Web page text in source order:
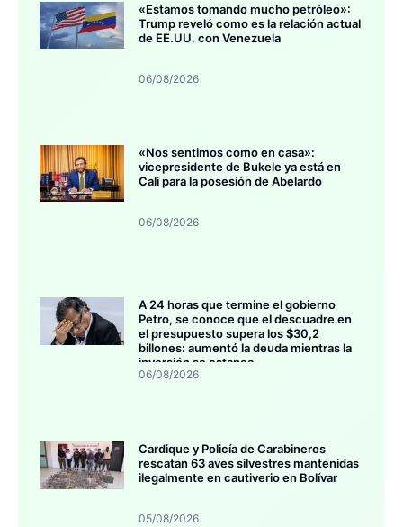
«Estamos tomando mucho petróleo»:
Trump reveló como es la relación actual
de EE.UU. con Venezuela
06/08/2026
«Nos sentimos como en casa»:
vicepresidente de Bukele ya está en
Cali para la posesión de Abelardo
06/08/2026
A 24 horas que termine el gobierno
Petro, se conoce que el descuadre en
el presupuesto supera los $30,2
billones: aumentó la deuda mientras la
inversión se estanca
06/08/2026
Cardique y Policía de Carabineros
rescatan 63 aves silvestres mantenidas
ilegalmente en cautiverio en Bolívar
05/08/2026